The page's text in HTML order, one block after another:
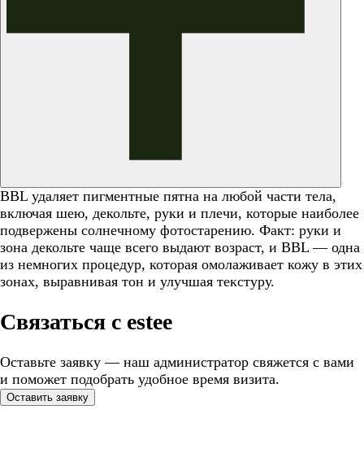
BBL удаляет пигментные пятна на любой части тела,
включая шею, декольте, руки и плечи, которые наиболее
подвержены солнечному фотостарению. Факт: руки и
зона декольте чаще всего выдают возраст, и BBL — одна
из немногих процедур, которая омолаживает кожу в этих
зонах, выравнивая тон и улучшая текстуру.
Связаться с estee
Оставьте заявку — наш администратор свяжется с вами
и поможет подобрать удобное время визита.
Оставить заявку